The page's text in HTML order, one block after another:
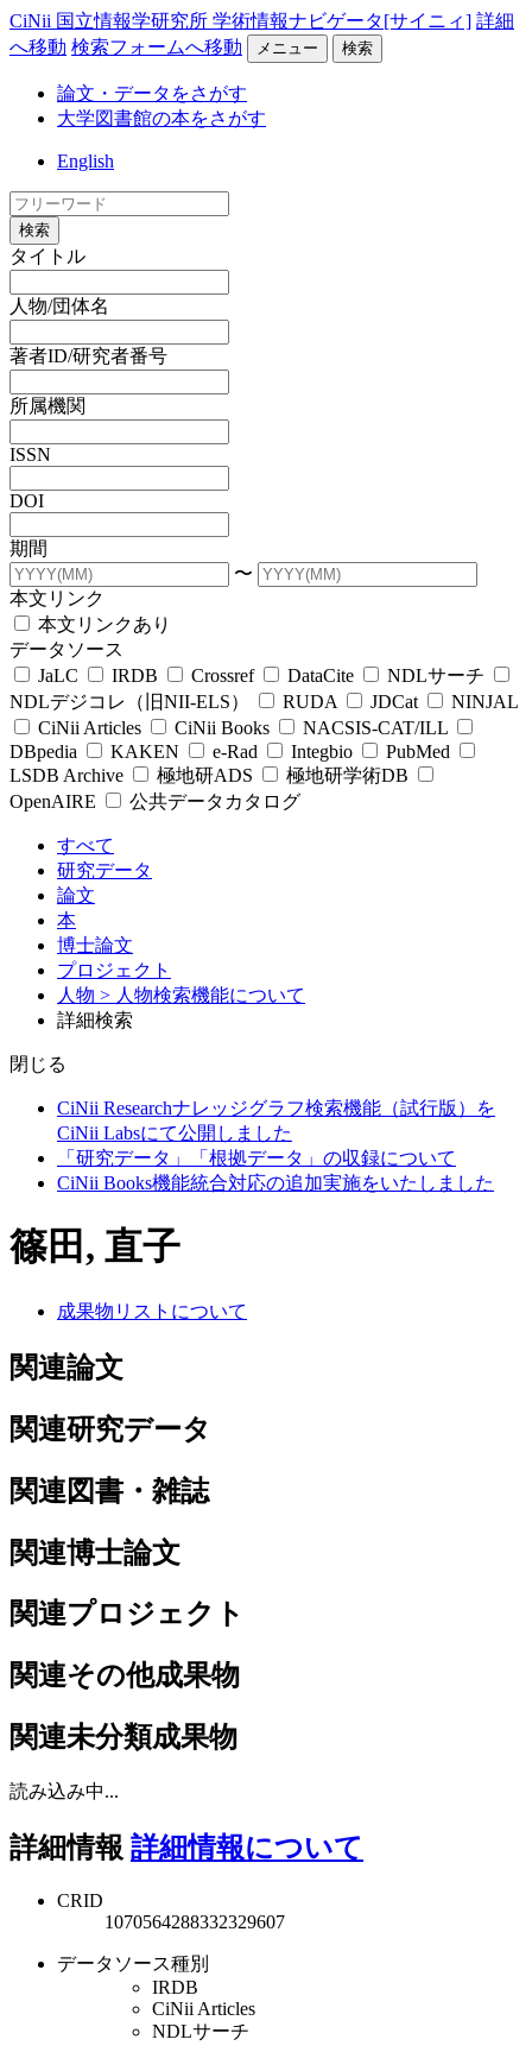
CiNii 国立情報学研究所 学術情報ナビゲータ[サイニィ] 詳細
へ移動 検索フォームへ移動 メニュー 検索
論文・データをさがす
大学図書館の本をさがす
English
検索
タイトル
人物/団体名
著者ID/研究者番号
所属機関
ISSN
DOI
期間
〜
本文リンク
本文リンクあり
データソース
JaLC
IRDB Crossref DataCite
NDLサーチ
NDLデジコレ（旧NII-ELS）
RUDA JDCat
NINJAL
CiNii Articles
CiNii Books
NACSIS-CAT/ILL
DBpedia
KAKEN e-Rad Integbio
PubMed
LSDB Archive
極地研ADS
極地研学術DB
OpenAIRE
公共データカタログ
すべて
研究データ
論文
本
博士論文
プロジェクト
人物 > 人物検索機能について
詳細検索
閉じる
CiNii Researchナレッジグラフ検索機能（試行版）を
CiNii Labsにて公開しました
「研究データ」「根拠データ」の収録について
CiNii Books機能統合対応の追加実施をいたしました
篠田, 直子
成果物リストについて
関連論文
関連研究データ
関連図書・雑誌
関連博士論文
関連プロジェクト
関連その他成果物
関連未分類成果物
読み込み中...
詳細情報 詳細情報について
CRID
1070564288332329607
データソース種別
IRDB
CiNii Articles
NDLサーチ